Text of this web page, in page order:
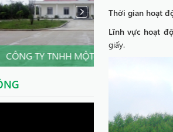
Thời gian hoạt
Lĩnh vực hoạt
giấy.